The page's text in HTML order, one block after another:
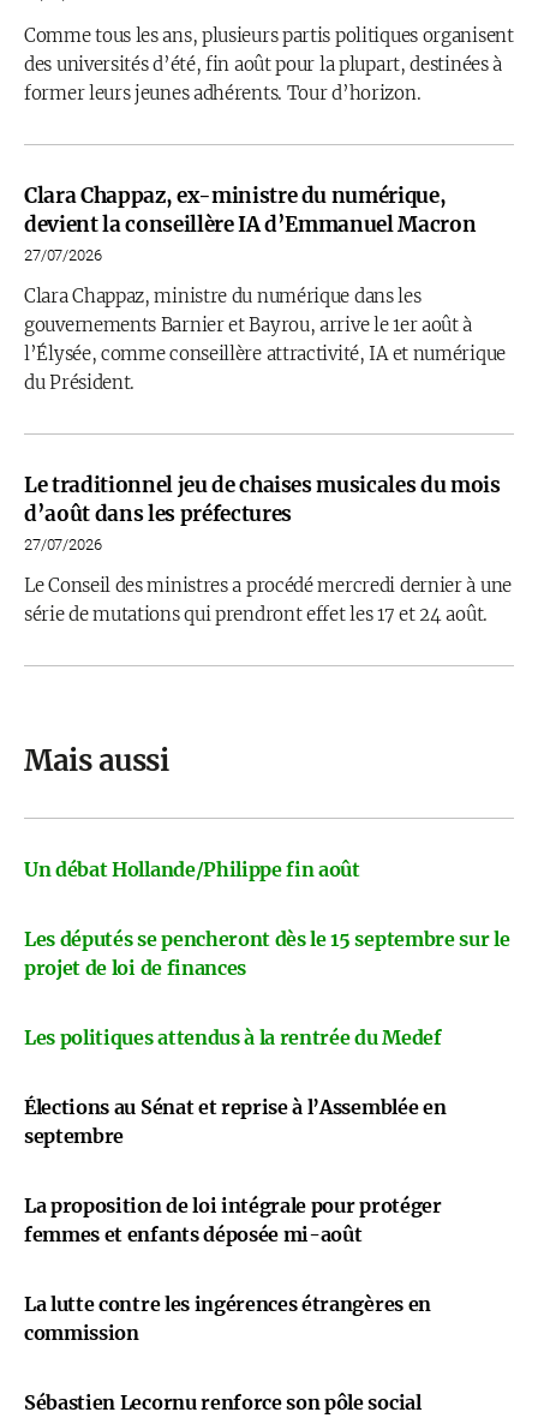
Comme tous les ans, plusieurs partis politiques organisent
des universités d’été, fin août pour la plupart, destinées à
former leurs jeunes adhérents. Tour d’horizon.
Clara Chappaz, ex-ministre du numérique,
devient la conseillère IA d’Emmanuel Macron
27/07/2026
Clara Chappaz, ministre du numérique dans les
gouvernements Barnier et Bayrou, arrive le 1er août à
l’Élysée, comme conseillère attractivité, IA et numérique
du Président.
Le traditionnel jeu de chaises musicales du mois
d’août dans les préfectures
27/07/2026
Le Conseil des ministres a procédé mercredi dernier à une
série de mutations qui prendront effet les 17 et 24 août.
Mais aussi
Un débat Hollande/Philippe fin août
Les députés se pencheront dès le 15 septembre sur le
projet de loi de finances
Les politiques attendus à la rentrée du Medef
Élections au Sénat et reprise à l’Assemblée en
septembre
La proposition de loi intégrale pour protéger
femmes et enfants déposée mi-août
La lutte contre les ingérences étrangères en
commission
Sébastien Lecornu renforce son pôle social